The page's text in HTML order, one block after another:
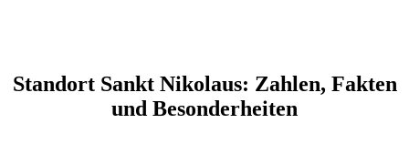
Standort Sankt Nikolaus: Zahlen, Fakten
und Besonderheiten